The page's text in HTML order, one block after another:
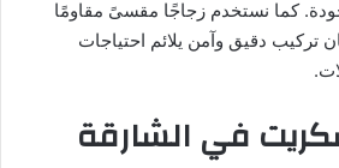
كما نستخدم زجاجًا مقسىً مقاومًا
تركيب دقيق وآمن يلائم احتياجات
في الشارقة